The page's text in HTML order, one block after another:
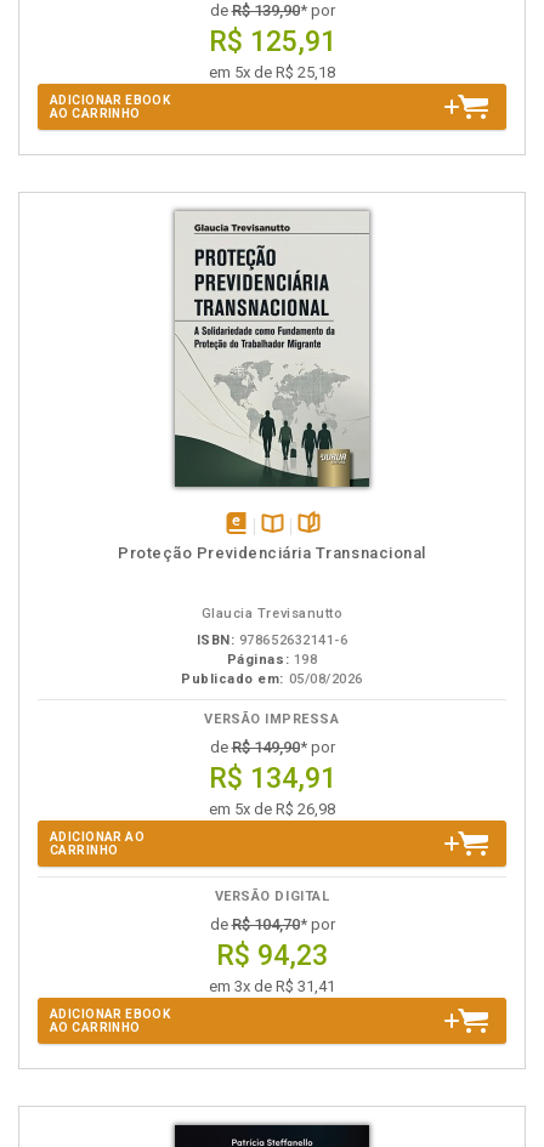
deR$ 139,90* por
R$ 125,91
em 5x de R$ 25,18
ADICIONAR EBOOK
AO CARRINHO
disponívelDisponível
páginas
Proteção Previdenciária Transnacional
Glaucia Trevisanutto
ISBN: 978652632141-6
Páginas: 198
Publicado em: 05/08/2026
VERSÃO IMPRESSA
deR$ 149,90* por
R$ 134,91
em 5x de R$ 26,98
ADICIONAR AO
CARRINHO
VERSÃO DIGITAL
deR$ 104,70* por
R$ 94,23
em 3x de R$ 31,41
ADICIONAR EBOOK
AO CARRINHO